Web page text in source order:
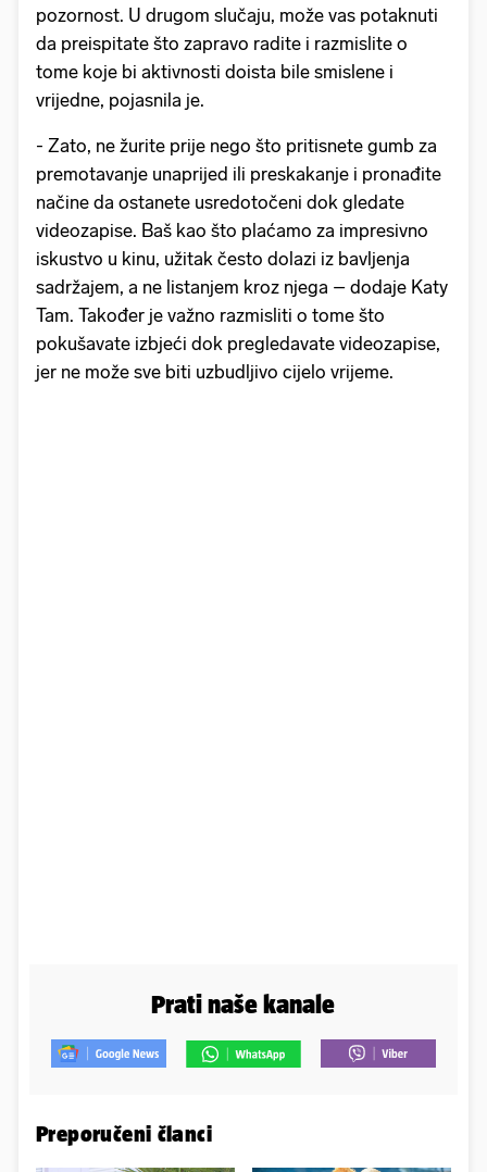
pozornost. U drugom slučaju, može vas potaknuti
da preispitate što zapravo radite i razmislite o
tome koje bi aktivnosti doista bile smislene i
vrijedne, pojasnila je.
- Zato, ne žurite prije nego što pritisnete gumb za
premotavanje unaprijed ili preskakanje i pronađite
načine da ostanete usredotočeni dok gledate
videozapise. Baš kao što plaćamo za impresivno
iskustvo u kinu, užitak često dolazi iz bavljenja
sadržajem, a ne listanjem kroz njega – dodaje Katy
Tam. Također je važno razmisliti o tome što
pokušavate izbjeći dok pregledavate videozapise,
jer ne može sve biti uzbudljivo cijelo vrijeme.
Prati naše kanale
Preporučeni članci